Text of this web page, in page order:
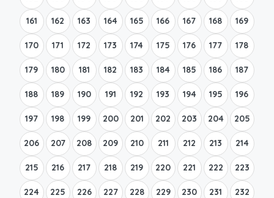
161 162 163 164 165 166 167 168 169
170 171 172 173 174 175 176 177 178
179 180 181 182 183 184 185 186 187
188 189 190 191 192 193 194 195 196
197 198 199 200 201 202 203 204 205
206 207 208 209 210 211 212 213 214
215 216 217 218 219 220 221 222 223
224 225 226 227 228 229 230 231 232